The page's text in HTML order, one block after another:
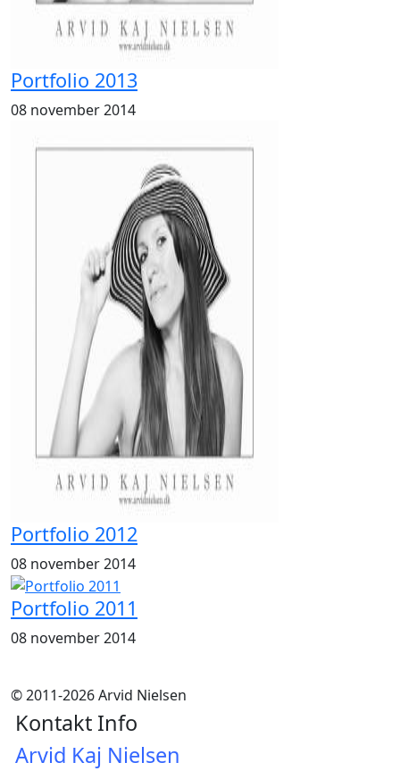
Portfolio 2013
08 november 2014
Portfolio 2012
08 november 2014
Portfolio 2011
08 november 2014
© 2011-2026 Arvid Nielsen
Kontakt Info
Arvid Kaj Nielsen